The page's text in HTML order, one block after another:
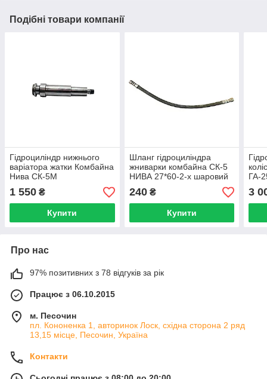
Подібні товари компанії
Гідроциліндр нижнього
варіатора жатки Комбайна
Нива СК-5М
1 550 ₴
Купити
Шланг гідроциліндра
жниварки комбайна СК-5
НИВА 27*60-2-х шаровий
240₴
Купити
ГА-
3
Про нас
97% позитивних з 78 відгуків за рік
Працює з 06.10.2015
м. Песочин
пл. Кононенка 1, авторинок Лоск, східна сторона 2 ряд
13,15 місце, Песочин, Україна
Контакти